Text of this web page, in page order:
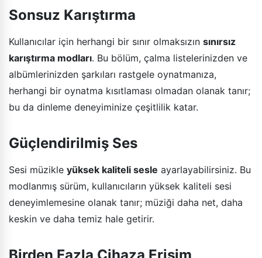
Sonsuz Karıştırma
Kullanıcılar için herhangi bir sınır olmaksızın sınırsız
karıştırma modları. Bu bölüm, çalma listelerinizden ve
albümlerinizden şarkıları rastgele oynatmanıza,
herhangi bir oynatma kısıtlaması olmadan olanak tanır;
bu da dinleme deneyiminize çeşitlilik katar.
Güçlendirilmiş Ses
Sesi müzikle yüksek kaliteli sesle ayarlayabilirsiniz. Bu
modlanmış sürüm, kullanıcıların yüksek kaliteli sesi
deneyimlemesine olanak tanır; müziği daha net, daha
keskin ve daha temiz hale getirir.